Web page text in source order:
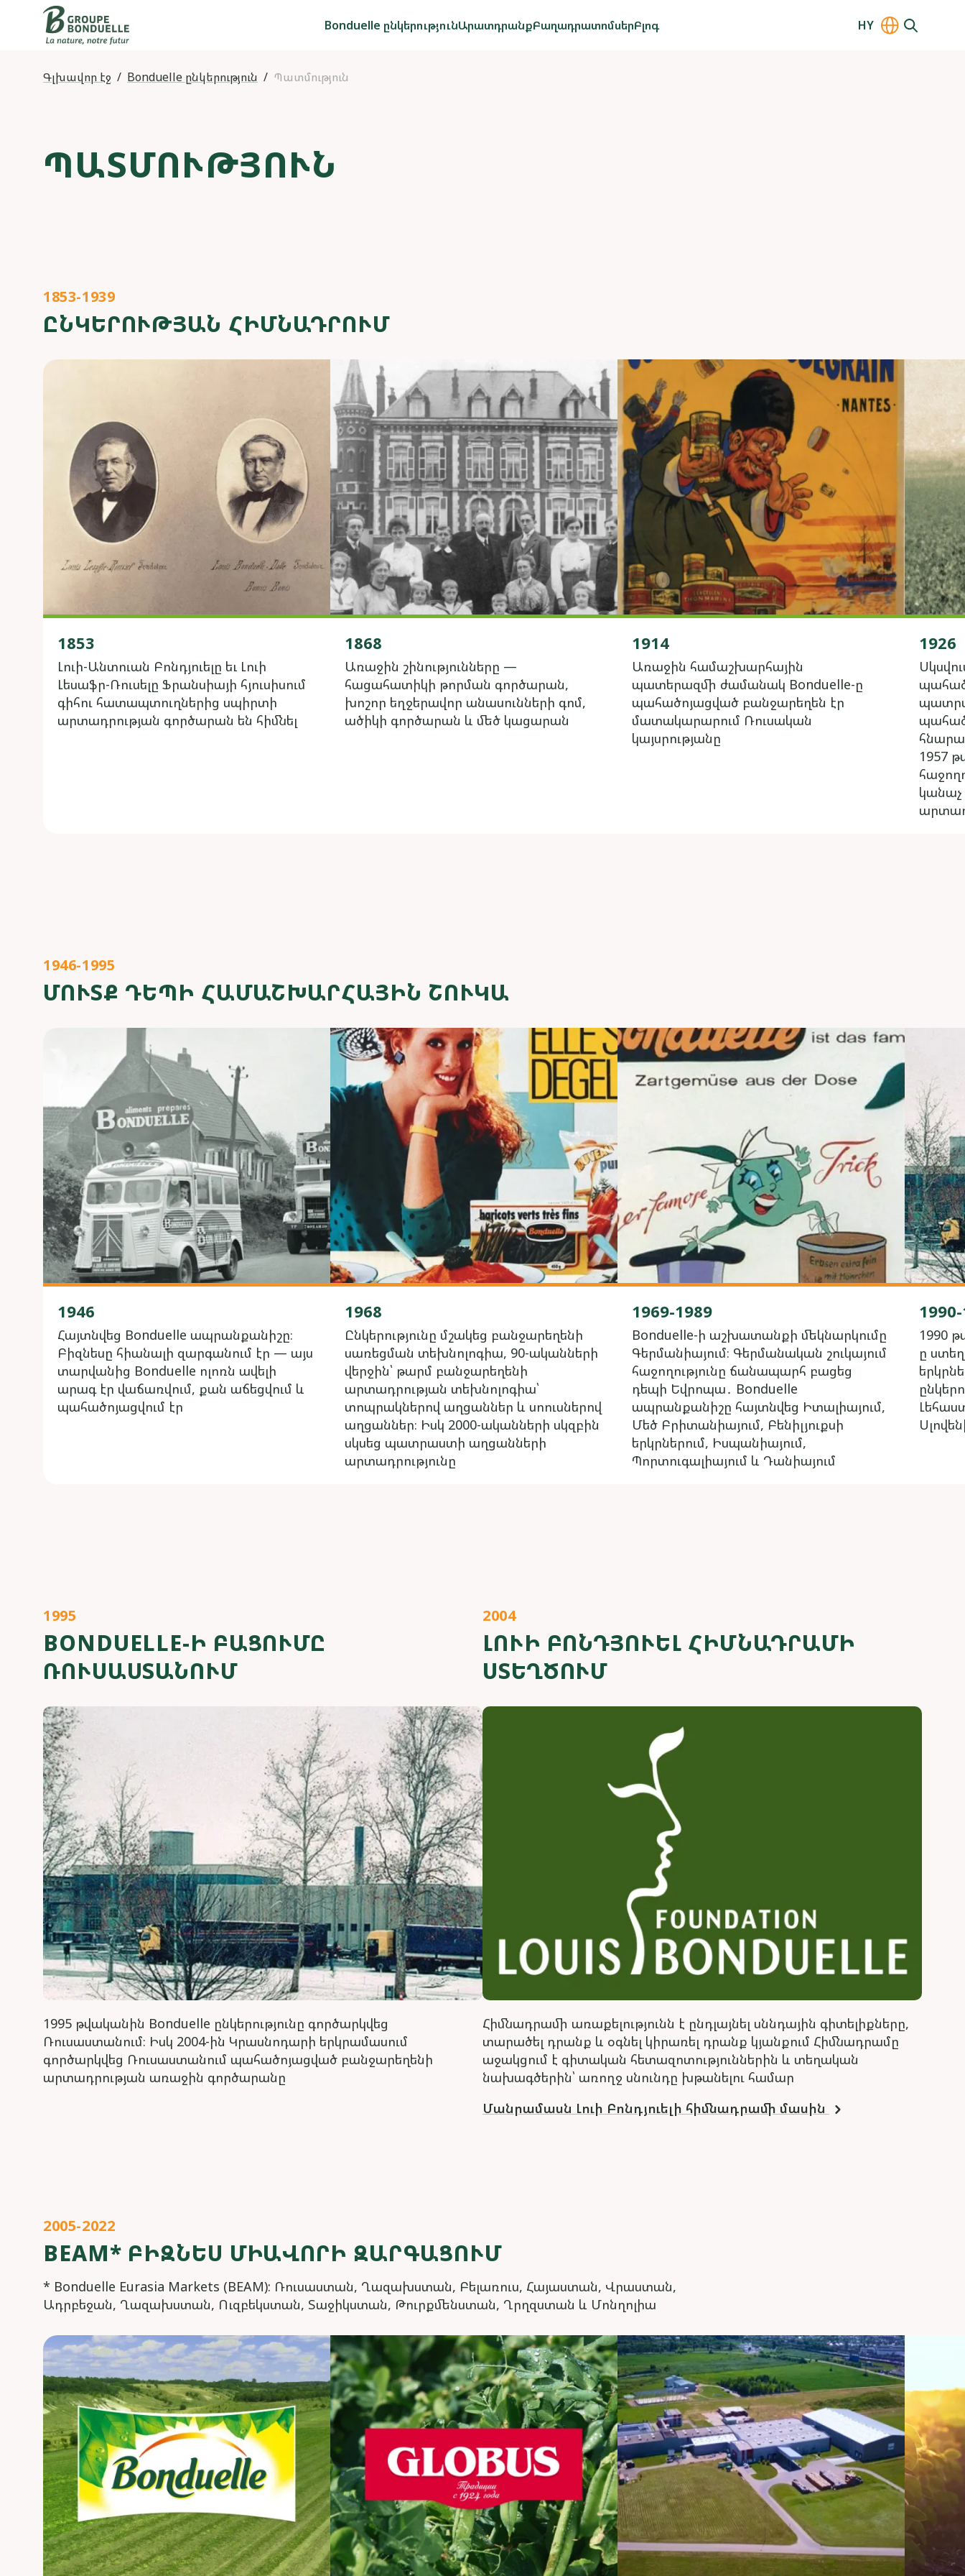
Bonduelle ընկերությունԱրատդրանքԲաղադրատոմսերԲլոգ HY
Գլխավոր էջ Bonduelle ընկերություն Պատմություն
ՊԱՏՄՈՒԹՅՈՒՆ
1853-1939
ԸՆԿԵՐՈՒԹՅԱՆ ՀԻՄՆԱԴՐՈՒՄ
1853
Լուի-Անտուան Բոնդյուելը եւ Լուի
Լեսաֆր-Ռուսելը Ֆրանսիայի հյուսիսում
գիհու հատապտուղներից սպիրտի
արտադրության գործարան են հիմնել
1868
Առաջին շինությունները —
հացահատիկի թորման գործարան,
խոշոր եղջերավոր անասունների գոմ,
ածիկի գործարան և մեծ կացարան
1914
Առաջին համաշխարհային
պատերազմի ժամանակ Bonduelle-ը
պահածոյացված բանջարեղեն էր
մատակարարում Ռուսական
կայսրությանը
1926
1957
1946-1995
ՄՈՒՏՔ ԴԵՊԻ ՀԱՄԱՇԽԱՐՀԱՅԻՆ ՇՈՒԿԱ
1946
Հայտնվեց Bonduelle ապրանքանիշը։
Բիզնեսը հիանալի զարգանում էր — այս
տարվանից Bonduelle ոլոռն ավելի
արագ էր վաճառվում, քան աճեցվում և
պահածոյացվում էր
1968
Ընկերությունը մշակեց բանջարեղենի
սառեցման տեխնոլոգիա, 90-ականների
վերջին՝ թարմ բանջարեղենի
արտադրության տեխնոլոգիա՝
տոպրակներով աղցաններ և սոուսներով
աղցաններ։ Իսկ 2000-ականների սկզբին
սկսեց պատրաստի աղցանների
արտադրությունը
1969-1989
Bonduelle-ի աշխատանքի մեկնարկումը
Գերմանիայում։ Գերմանական շուկայում
հաջողությունը ճանապարհ բացեց
դեպի Եվրոպա․ Bonduelle
ապրանքանիշը հայտնվեց Իտալիայում,
Մեծ Բրիտանիայում, Բենիլյուքսի
երկրներում, Իսպանիայում,
Պորտուգալիայում և Դանիայում
1990
ը
1995
BONDUELLE-Ի ԲԱՑՈՒՄԸ
ՌՈՒՍԱՍՏԱՆՈՒՄ
1995 թվականին Bonduelle ընկերությունը գործարկվեց
Ռուսաստանում։ Իսկ 2004-ին Կրասնոդարի երկրամասում
գործարկվեց Ռուսաստանում պահածոյացված բանջարեղենի
արտադրության առաջին գործարանը
2004
ԼՈՒԻ ԲՈՆԴՅՈՒԵԼ ՀԻՄՆԱԴՐԱՄԻ
ՍՏԵՂԾՈՒՄ
Հիմնադրամի առաքելությունն է ընդլայնել սննդային գիտելիքները,
տարածել դրանք և օգնել կիրառել դրանք կյանքում Հիմնադրամը
աջակցում է գիտական հետազոտություններին և տեղական
նախագծերին՝ առողջ սնունդը խթանելու համար
Մանրամասն Լուի Բոնդյուելի հիմնադրամի մասին
2005-2022
BEAM* ԲԻԶՆԵՍ ՄԻԱՎՈՐԻ ԶԱՐԳԱՑՈՒՄ
* Bonduelle Eurasia Markets (BEAM): Ռուսաստան, Ղազախստան, Բելառուս, Հայաստան, Վրաստան,
Ադրբեջան, Ղազախստան, Ուզբեկստան, Տաջիկստան, Թուրքմենստան, Ղրղզստան և Մոնղոլիա